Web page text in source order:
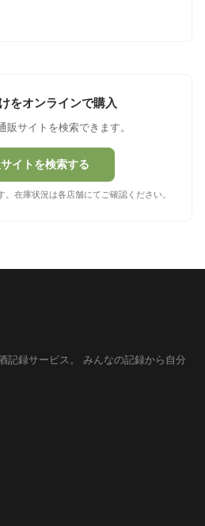
をオンラインで購入
販サイトを検索できます。
イトを検索する
在庫状況は各店舗にてご確認ください。
記録サービス。
みんなの記録から自分